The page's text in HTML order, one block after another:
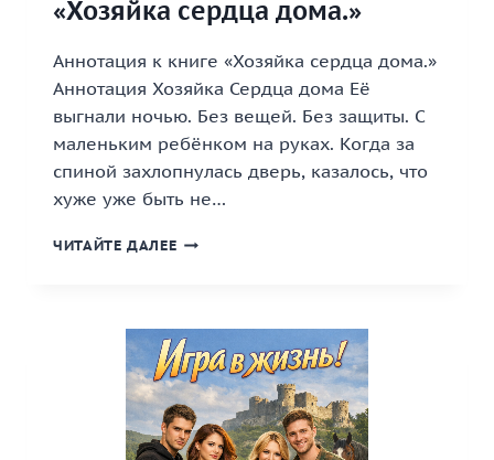
«Хозяйка сердца дома.»
Аннотация к книге «Хозяйка сердца дома.»
Аннотация Хозяйка Сердца дома Её
выгнали ночью. Без вещей. Без защиты. С
маленьким ребёнком на руках. Когда за
спиной захлопнулась дверь, казалось, что
хуже уже быть не…
ЧИТАЙТЕ ДАЛЕЕ «ХОЗЯЙКА